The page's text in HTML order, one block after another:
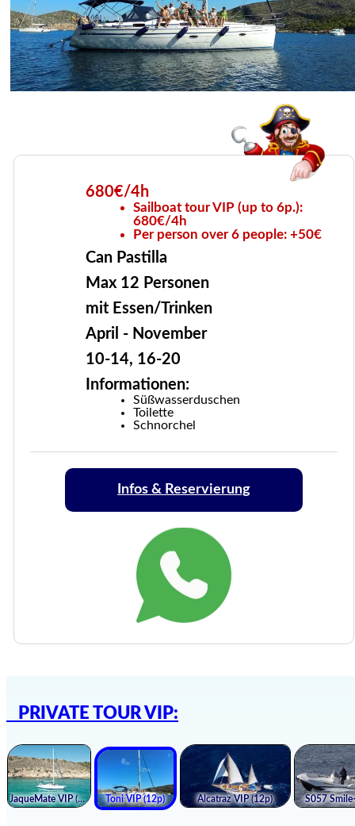
680€/4h
Sailboat tour VIP (up to 6p.):
680€/4h
Per person over 6 people: +50€
Can Pastilla
Max 12 Personen
mit Essen/Trinken
April - November
10-14, 16-20
Informationen:
Süßwasserduschen
Toilette
Schnorchel
Infos & Reservierung
PRIVATE TOUR VIP: